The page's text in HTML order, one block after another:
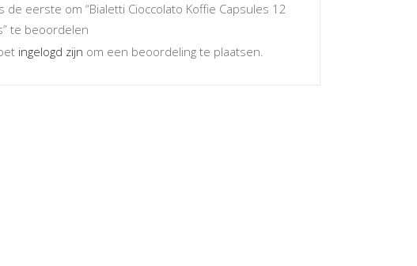
de eerste om “Bialetti Cioccolato Koffie Capsules 12
te beoordelen
ingelogd zijn om een beoordeling te plaatsen.